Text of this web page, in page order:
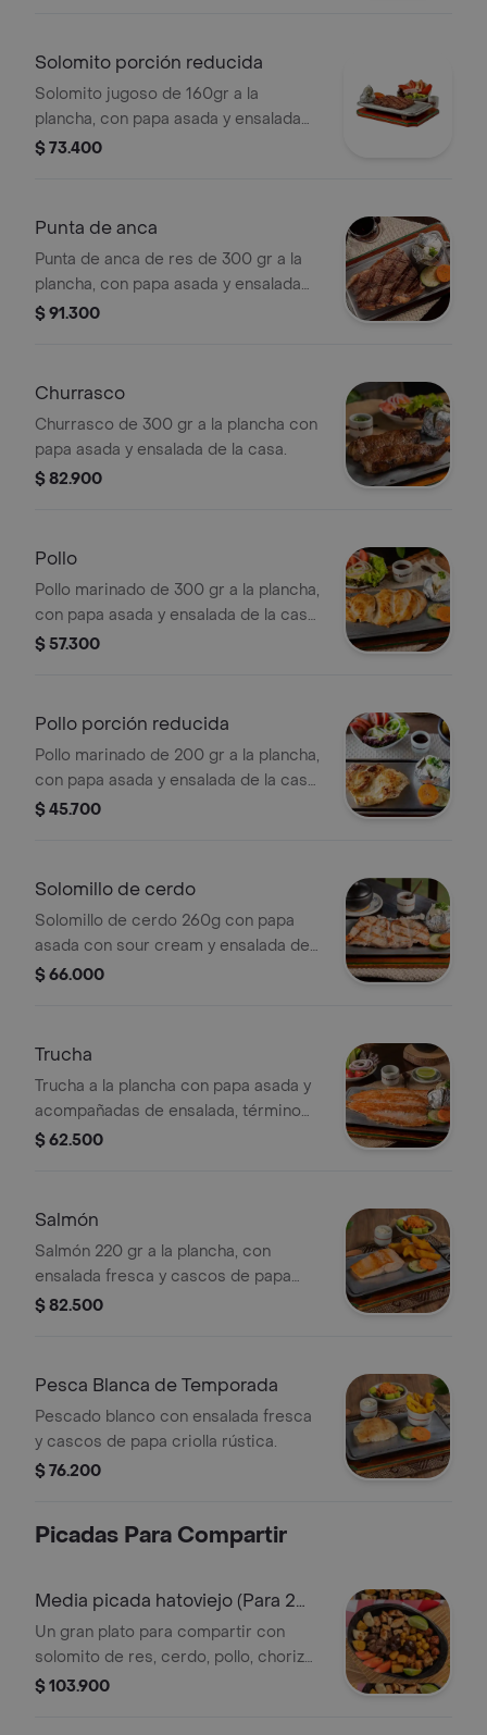
Solomito porción reducida
Solomito jugoso de 160gr a la
plancha, con papa asada y ensalada
de la casa.
$ 73.400
Punta de anca
Punta de anca de res de 300 gr a la
plancha, con papa asada y ensalada
de la casa.
$ 91.300
Churrasco
Churrasco de 300 gr a la plancha con
papa asada y ensalada de la casa.
$ 82.900
Pollo
Pollo marinado de 300 gr a la plancha,
con papa asada y ensalada de la casa,
término único.
$ 57.300
Pollo porción reducida
Pollo marinado de 200 gr a la plancha,
con papa asada y ensalada de la casa,
término único.
$ 45.700
Solomillo de cerdo
Solomillo de cerdo 260g con papa
asada con sour cream y ensalada de
la casa. término único.
$ 66.000
Trucha
Trucha a la plancha con papa asada y
acompañadas de ensalada, término
único.
$ 62.500
Salmón
Salmón 220 gr a la plancha, con
ensalada fresca y cascos de papa
criolla rústica.
$ 82.500
Pesca Blanca de Temporada
Pescado blanco con ensalada fresca
y cascos de papa criolla rústica.
$ 76.200
Picadas Para Compartir
Media picada hatoviejo (Para 2
personas)
Un gran plato para compartir con
solomito de res, cerdo, pollo, chorizo,
chicharrón, morcilla, yuca, papa
$ 103.900